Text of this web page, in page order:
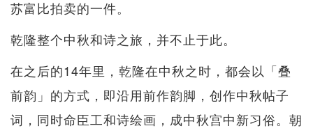
苏富比拍卖的一件。
乾隆整个中秋和诗之旅，并不止于此。
在之后的14年里，乾隆在中秋之时，都会以「叠
前韵」的方式，即沿用前作韵脚，创作中秋帖子
词，同时命臣工和诗绘画，成中秋宫中新习俗。朝